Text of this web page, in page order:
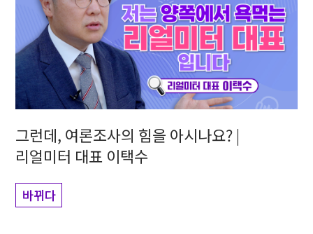
그런데, 여론조사의 힘을 아시나요? |
리얼미터 대표 이택수
바뀌다